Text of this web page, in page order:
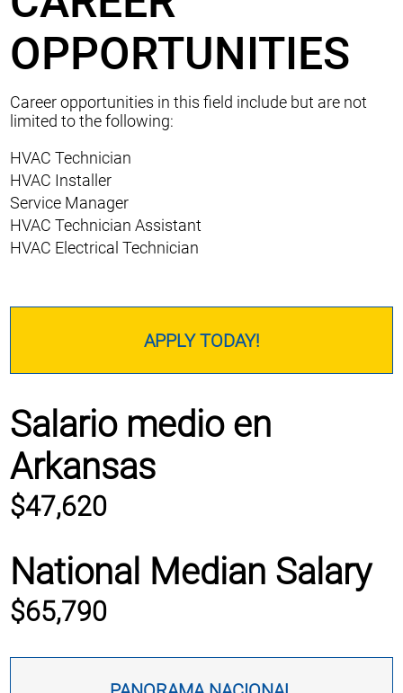
OPPORTUNITIES
Career opportunities in this field include but are not
limited to the following:
HVAC Technician
HVAC Installer
Service Manager
HVAC Technician Assistant
HVAC Electrical Technician
APPLY TODAY!
Salario medio en
Arkansas
$47,620
National Median Salary
$65,790